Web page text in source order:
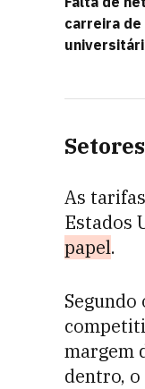
carreira de
As
Estados
papel.
margem
dentro,